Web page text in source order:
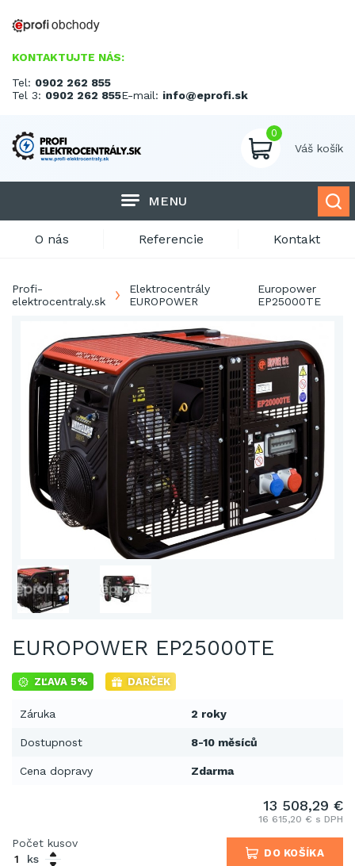
KONTAKTUJTE NÁS:
Tel: 0902 262 855
Tel 3: 0902 262 855E-mail: info@eprofi.sk
0
Váš košík
MENU
O nás Referencie Kontakt
Profi-
elektrocentraly.sk
Elektrocentrály
EUROPOWER
Europower
EP25000TE
EUROPOWER EP25000TE
ZĽAVA 5% DARČEK
Záruka 2 roky
Dostupnost 8-10 měsíců
Cena dopravy Zdarma
13 508,29 €
16 615,20 € s DPH
Počet kusov
ks
DO KOŠÍKA